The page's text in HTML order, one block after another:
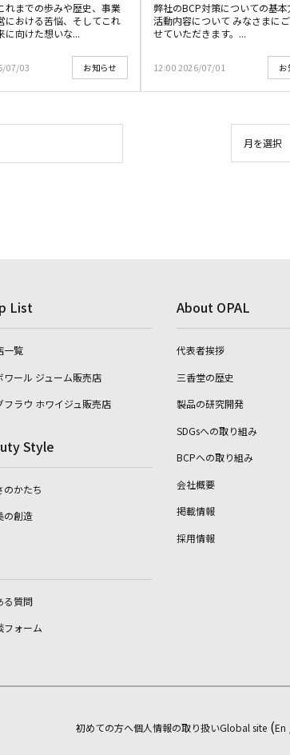
れまでの歩みや歴史、事業
における苦悩、そしてこれ
に向けた想いな...
07/03 お知らせ
弊社のBCP対策についての基本
活動内容について みなさまに
せていただきます。...
12:00 2026/07/01 お
List
一覧
ワール ジューム販売店
フラウ ホワイジュ販売店
Style
のかたち
の創造
る質問
フォーム
About OPAL
代表者挨拶
三香堂の歴史
製品の研究開発
SDGsへの取り組み
BCPへの取り組み
会社概要
掲載情報
採用情報
初めての方へ個人情報の取り扱いGlobal site(En